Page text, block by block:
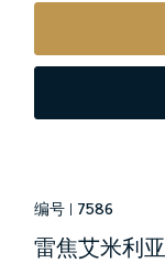
编号 | 7586
雷焦艾米利